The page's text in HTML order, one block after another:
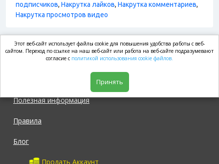
подписчиков, Накрутка лайков, Накрутка комментариев,
Накрутка просмотров видео
market.com
Полезная информация
Правила
Блог
Продать Аккаунт
Этот веб-сайт использует файлы cookie для повышения удобства работы с веб-
сайтом. Переход по ссылке на наш веб-сайт или работа на веб-сайте подразумевают
согласие с политикой использования cookie файлов.
Принять